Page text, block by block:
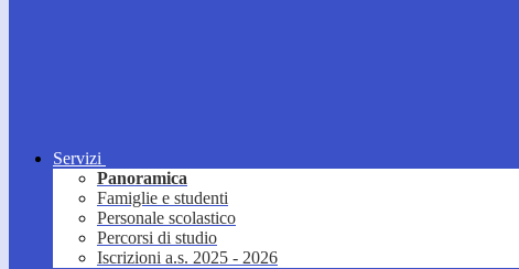
Servizi
Panoramica
Famiglie e studenti
Personale scolastico
Percorsi di studio
Iscrizioni a.s. 2025 - 2026